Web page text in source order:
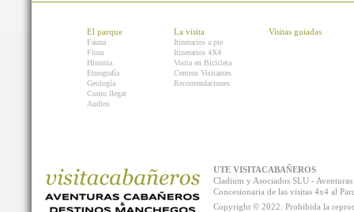
El parque
Fauna
Flora
Historia
Etnografía
Geología
Como llegar
Audios
La visita
Itinerarios a pie
Itinerarios 4X4
Visita en Bicicleta
Centros Visitantes
Recomendaciones
Visitas guiadas
UTE VISITACABAÑEROS
Cladium y Asociados SLU -
Concesionaria de las visitas 4x4 al
Copyright © 2022. Prohibida la